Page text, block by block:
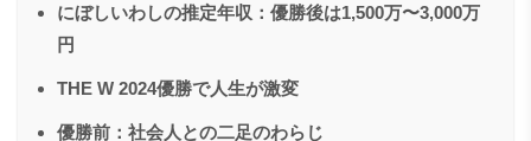
にぼしいわしの推定年収：優勝後は1,500万〜3,000万
円
THE W 2024優勝で人生が激変
優勝前：社会人との二足のわらじ